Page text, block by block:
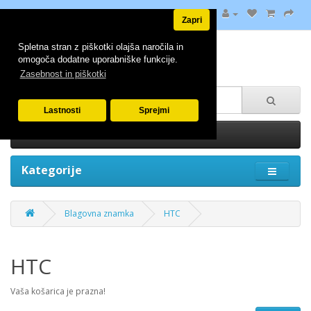
Spletna stran z piškotki olajša naročila in
omogoča dodatne uporabniške funkcije.
Zasebnost in piškotki
Zapri
Lastnosti Sprejmi
Kategorije
Blagovna znamka HTC
HTC
Vaša košarica je prazna!